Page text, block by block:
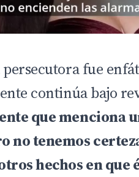
fue
continúa bajo
que menciona
no tenemos
hechos en que